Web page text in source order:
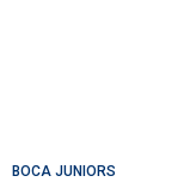
BOCA JUNIORS